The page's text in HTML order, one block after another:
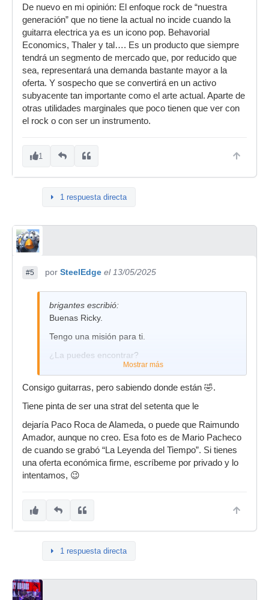
pueda tener un fin ese sector? ¿A quién le
vamos a vender guitarras de 100 mil€ dentro de
30 años?
De nuevo en mi opinión: El enfoque rock de “nuestra
generación” que no tiene la actual no incide cuando la
guitarra electrica ya es un icono pop. Behavorial
Economics, Thaler y tal…. Es un producto que siempre
tendrá un segmento de mercado que, por reducido que
sea, representará una demanda bastante mayor a la
oferta. Y sospecho que se convertirá en un activo
subyacente tan importante como el arte actual. Aparte de
otras utilidades marginales que poco tienen que ver con
el rock o con ser un instrumento.
1
1 respuesta directa
#5 por SteelEdge el 13/05/2025
brigantes escribió:
Buenas Ricky.
Tengo una misión para ti.
¿La puedes encontrar?
Mostrar más
Consigo guitarras, pero sabiendo donde están 🤣.
Tiene pinta de ser una strat del setenta que le
dejaría Paco Roca de Alameda, o puede que Raimundo
Amador, aunque no creo. Esa foto es de Mario Pacheco
de cuando se grabó “La Leyenda del Tiempo”. Si tienes
una oferta económica firme, escríbeme por privado y lo
intentamos, 😉
1 respuesta directa